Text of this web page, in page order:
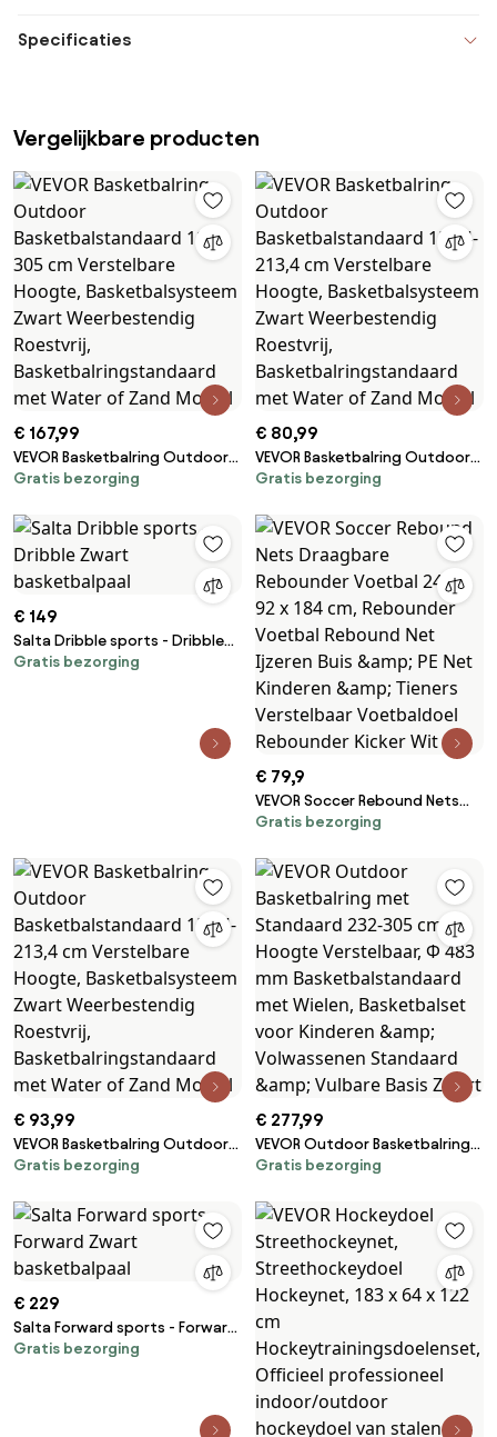
Specificaties
Vergelijkbare producten
€ 167,99
VEVOR Basketbalring Outdoor
Basketbalstandaard 122-305
Basketbalsysteem Zwart
Weerbestendig Roestvrij,
Water of Zand Mobiel
Gratis bezorging
€ 80,99
VEVOR Basketbalring Outdoor
Basketbalstandaard 152,4-
Basketbalsysteem Zwart
Weerbestendig Roestvrij,
Basketbalringstandaard met
Water of Zand Mobiel
Gratis bezorging
€ 149
Salta Dribble sports - Dribble
Zwart basketbalpaal
Gratis bezorging
€ 79,9
VEVOR Soccer Rebound Nets
Draagbare Rebounder Voetbal
Voetbal Rebound Net Ijzeren
Buis &amp; PE Net Kinderen
&amp; Tieners Verstelbaar
Voetbaldoel Rebounder Kicker
Wit
Gratis bezorging
€ 93,99
VEVOR Basketbalring Outdoor
Basketbalstandaard 152,4-
Basketbalsysteem Zwart
Weerbestendig Roestvrij,
Water of Zand Mobiel
Gratis bezorging
€ 277,99
VEVOR Outdoor Basketbalring
met Standaard 232-305 cm
Basketbalstandaard met
Wielen, Basketbalset voor
Kinderen &amp; Volwassenen
Standaard &amp; Vulbare Basis
Zwart
Gratis bezorging
€ 229
Salta Forward sports - Forward
Zwart basketbalpaal
Gratis bezorging